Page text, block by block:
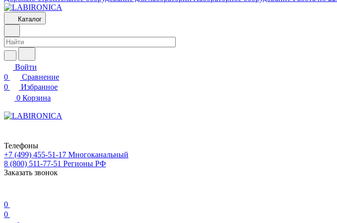
Каталог
Войти
0
Сравнение
0
Избранное
0 Корзина
Телефоны
+7 (499) 455-51-17 Многоканальный
8 (800) 511-77-51 Регионы РФ
Заказать звонок
0
0